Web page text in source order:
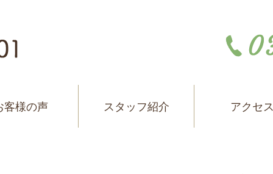
客様の声 スタッフ紹介 アクセ